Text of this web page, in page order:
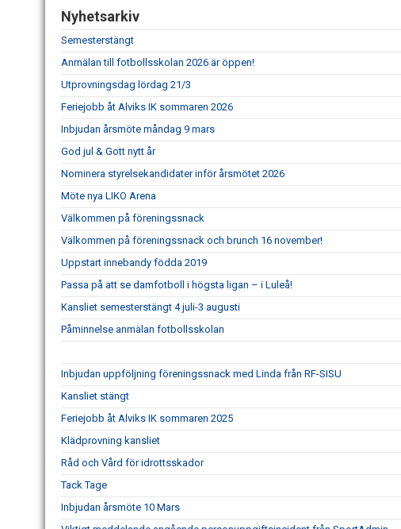
Nyhetsarkiv
Semesterstängt
Anmälan till fotbollsskolan 2026 är öppen!
Utprovningsdag lördag 21/3
Feriejobb åt Alviks IK sommaren 2026
Inbjudan årsmöte måndag 9 mars
God jul & Gott nytt år
Nominera styrelsekandidater inför årsmötet 2026
Möte nya LIKO Arena
Välkommen på föreningssnack
Välkommen på föreningssnack och brunch 16 november!
Uppstart innebandy födda 2019
Passa på att se damfotboll i högsta ligan – i Luleå!
Kansliet semesterstängt 4 juli-3 augusti
Påminnelse anmälan fotbollsskolan
Inbjudan uppföljning föreningssnack med Linda från RF-SISU
Kansliet stängt
Feriejobb åt Alviks IK sommaren 2025
Klädprovning kansliet
Råd och Vård för idrottsskador
Tack Tage
Inbjudan årsmöte 10 Mars